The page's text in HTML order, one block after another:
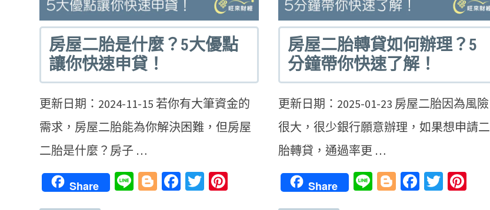
房屋二胎是什麼？5大優點
讓你快速申貸！
更新日期：2024-11-15 若你有大筆資金的
需求，房屋二胎能為你解決困難，但房屋
二胎是什麼？房子 …
Share LineBlogger
Facebook
TwitterPinterest
房屋二胎轉貸如何辦理？5
分鐘帶你快速了解！
更新日期：2025-01-23 房屋二胎因為風險
很大，很少銀行願意辦理，如果想申請二
胎轉貸，通過率更 …
Share LineBlogger
Facebook
Twitter